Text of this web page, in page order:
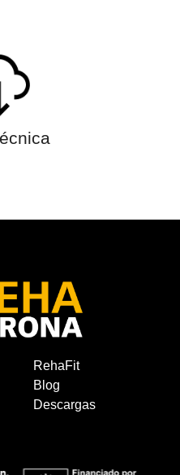
RehaFit
Blog
Descargas